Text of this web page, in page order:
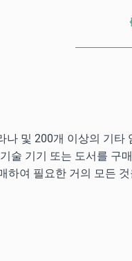
및 200개 이상의 기
술 기기 또는 도서를 구
하여 필요한 거의 모든